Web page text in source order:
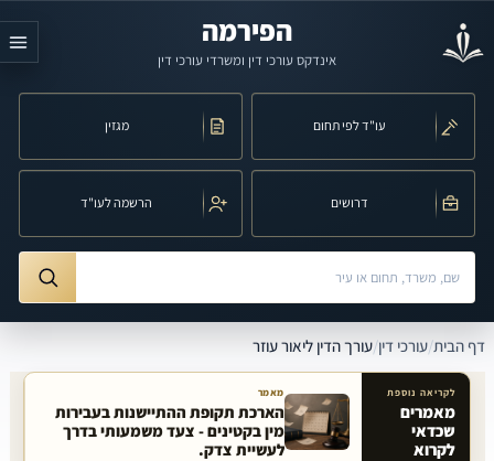
הפירמה
אינדקס עורכי דין ומשרדי עורכי דין
עו"ד לפי תחום מגזין
דרושים הרשמה לעו"ד
חיפוש לפי שם, משרד, תחום משפט או עיר
דף הבית/עורכי דין/עורך הדין ליאור עוזר
מאמרים קשורים באתר
לקריאה נוספת
מאמרים
שכדאי
לקרוא
מאמר
הארכת תקופת ההתיישנות בעבירות
מין בקטינים - צעד משמעותי בדרך
לעשיית צדק.